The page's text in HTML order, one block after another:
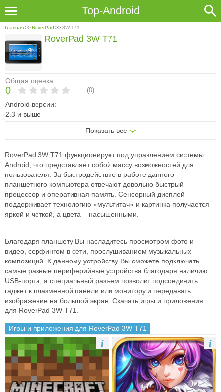
Top-Android
Главная>>RoverPad >>3W T71
Общая оценка:
0 (0)
Android версии:
2.3 и выше
Показать все
RoverPad 3W T71
RoverPad 3W T71 функционирует под управлением системы
Android, что представляет собой массу возможностей для
пользователя. За быстродействие в работе данного
планшетного компьютера отвечают довольно быстрый
процессор и оперативная память. Сенсорный дисплей
поддерживает технологию «мультитач» и картинка получается
яркой и четкой, а цвета – насыщенными.
Благодаря планшету Вы насладитесь просмотром фото и
видео, серфингом в сети, прослушиванием музыкальных
композиций. К данному устройству Вы сможете подключать
самые разные периферийные устройства благодаря наличию
USB-порта, а специальный разъем позволит подсоединить
гаджет к плазменной панели или монитору и передавать
изображение на большой экран. Скачать игры и приложения
для RoverPad 3W T71.
Игры и приложения для RoverPad 3W T71
i i